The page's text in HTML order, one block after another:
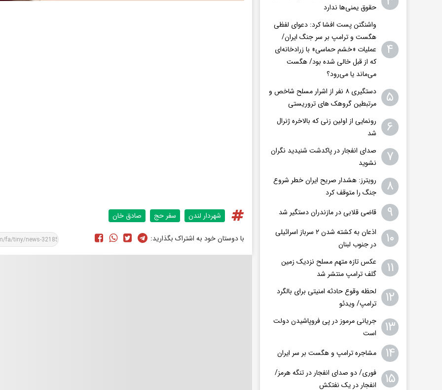
شهردار لندن سفر حج صادق خان
با دوستان خود به اشتراک بگذارید:
حقوق یمنی‌ها ندارد
۴
واشنگتن پست افشا کرد: دعوای لفظی
هگست و ترامپ بر سر جنگ ایران/
عملیات «خشم حماسی» با زرادخانه‌ای
که از قبل خالی شده بود/ هگست
می‌ماند یا می‌رود؟
۵
دستگیری ۸ نفر از اشرار مسلح شاخص و
مرتبطین گروهک های تروریستی
۶
رونمایی از اولین زنی که بالاخره ژنرال
شد
۷
صدای انفجار در پاکدشت شنیدید نگران
نشوید
۸
رویترز: هشدار صریح ایران خطر شروع
جنگ را متوقف کرد
۹ قاضی قلابی در مازندران دستگیر شد
۱۰
اذعان به کشته شدن ۲ سرباز اسرائیلی
در جنوب لبنان
۱۱
عکس تازه متهم مسلح نزدیک زمین
گلف ترامپ منتشر شد
۱۲
لحظه وقوع حادثه امنیتی برای بالگرد
ترامپ/ ویدئو
۱۳
جریانی مرموز در پی فروپاشیدن دولت
است
۱۴ مشاجره ترامپ و هگست بر سر ایران
۱۵
فوری/ دو صدای انفجار در تنگه هرمز/
انفجار در یک نفتکش